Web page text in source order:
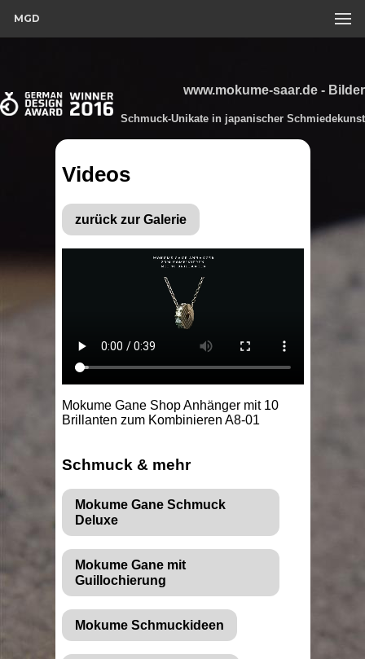
MGD
www.mokume-saar.de - Bilder
Schmuck-Unikate in japanischer Schmiedekunst
Videos
zurück zur Galerie
Mokume Gane Shop Anhänger mit 10
Brillanten zum Kombinieren A8-01
Schmuck & mehr
Mokume Gane Schmuck
Deluxe
Mokume Gane mit
Guillochierung
Mokume Schmuckideen